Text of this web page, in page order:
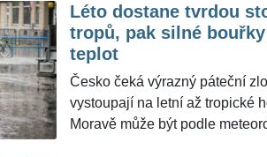
Meteorologové z portálu
ŽivotvČesku.cz doplnili, že
výrazně chladnějšímu příštímu
musejí počítat s přeháňkami a v
vydatnějším deštěm.
Léto dostane tvrdou
tropů, pak silné
teplot
Česko čeká výrazný páteční
vystoupají na letní až tropické
Moravě může být podle